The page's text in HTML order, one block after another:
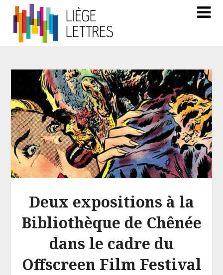
Deux expositions à la
Bibliothèque de Chênée
dans le cadre du
Offscreen Film Festival